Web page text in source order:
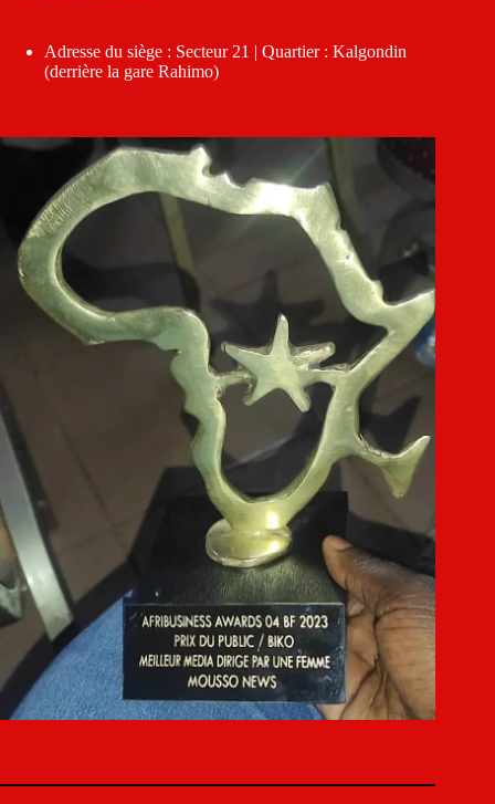
Adresse du siège : Secteur 21 | Quartier : Kalgondin
(derrière la gare Rahimo)